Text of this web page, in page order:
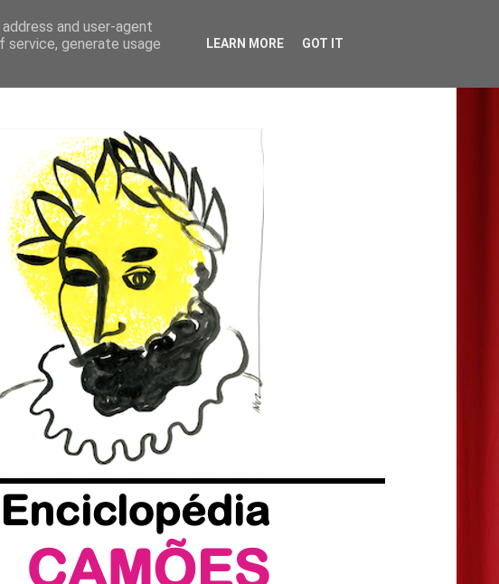
and user-agent
service, generate usage
LEARN MORE GOT IT